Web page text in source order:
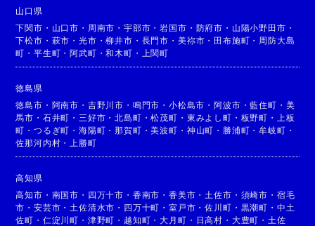
山口県
下関市 ・ 山口市 ・ 周南市 ・宇部市 ・岩国市 ・ 防府市 ・ 山陽小野田市 ・
下松市 ・ 萩市 ・光市 ・柳井市 ・ 長門市 ・ 美祢市 ・ 田布施町 ・ 周防大島
町 ・平生町 ・阿武町 ・和木町 ・ 上関町
徳島県
徳島市 ・ 阿南市 ・ 吉野川市 ・ 鳴門市 ・小松島市 ・阿波市 ・藍住町 ・ 美
馬市 ・ 石井町 ・ 三好市 ・北島町 ・松茂町 ・ 東みよし町 ・ 板野町 ・
上板
町 ・つるぎ町 ・海陽町 ・那賀町 ・美波町 ・ 神山町 ・ 勝浦町 ・牟岐町 ・
佐那河内村 ・ 上勝町
高知県
高知市 ・ 南国市 ・ 四万十市 ・ 香南市 ・香美市 ・ 土佐市 ・ 須崎市 ・ 宿毛
市 ・安芸市 ・ 土佐清水市 ・ 四万十町 ・室戸市 ・佐川町 ・ 黒潮町 ・ 中土
佐町 ・ 仁淀川町 ・ 津野町 ・ 越知町 ・大月町 ・ 日高村 ・ 大豊町 ・ 土佐